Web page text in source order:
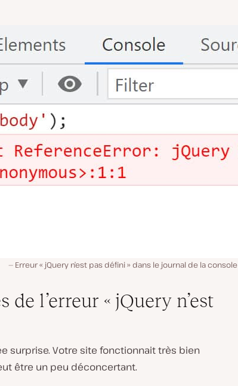
Erreur « jQuery n’est pas défini » dans le journal de la console
de l’erreur « jQuery n’est
surprise. Votre site fonctionnait très bien
être un peu déconcertant.